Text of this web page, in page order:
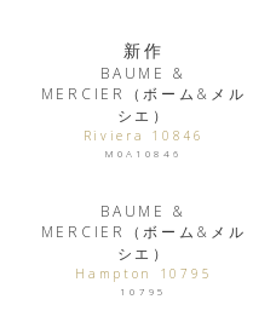
新作
BAUME &
MERCIER（ボーム&メル
シエ）
Riviera 10846
M0A10846
BAUME &
MERCIER（ボーム&メル
シエ）
Hampton 10795
10795